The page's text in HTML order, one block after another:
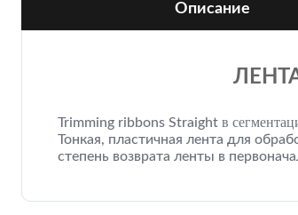
Описание
Trimming ribbons Straight в
Тонкая, пластичная лента для
степень возврата ленты в